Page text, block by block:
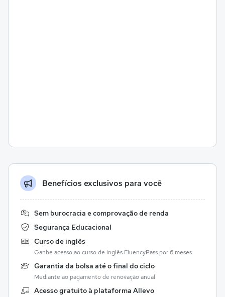
Benefícios exclusivos para você
Sem burocracia e comprovação de renda
Segurança Educacional
Curso de inglês
Ganhe acesso ao curso de inglês FluencyPass por 6 meses.
Garantia da bolsa até o final do ciclo
Mediante ao pagamento de renovação anual
Acesso gratuito à plataforma Allevo